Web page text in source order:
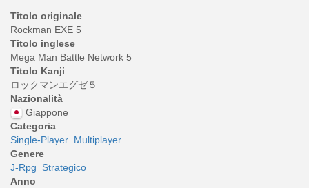
Titolo originale
Rockman EXE 5
Titolo inglese
Mega Man Battle Network 5
Titolo Kanji
ロックマンエグゼ５
Nazionalità
Giappone
Categoria
Single-Player Multiplayer
Genere
J-Rpg
Strategico
Anno